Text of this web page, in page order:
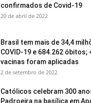
confirmados de Covid-19
20 de abril de 2022
Brasil tem mais de 34,4
COVID-19 e 684.262 óbitos;
vacinas foram aplicadas
2 de setembro de 2022
Católicos celebram 300
Padroeira na basílica em